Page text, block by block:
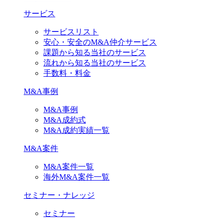
サービス
サービスリスト
安心・安全のM&A仲介サービス
課題から知る当社のサービス
流れから知る当社のサービス
手数料・料金
M&A事例
M&A事例
M&A成約式
M&A成約実績一覧
M&A案件
M&A案件一覧
海外M&A案件一覧
セミナー・ナレッジ
セミナー